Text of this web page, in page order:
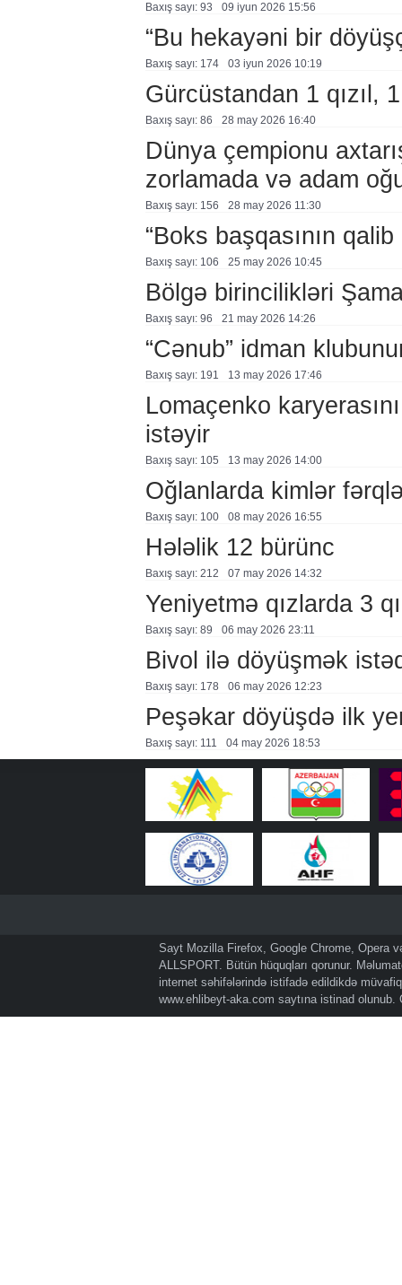
Baxış sayı: 93 09 i̇yun 2026 15:56
“Bu hekayəni bir
Baxış sayı: 174 03 i̇yun 2026 10:19
Gürcüstandan 1 qızıl,
Baxış sayı: 86 28 may 2026 16:40
Dünya çempionu
zorlamada və adam
Baxış sayı: 156 28 may 2026 11:30
“Boks başqasının
Baxış sayı: 106 25 may 2026 10:45
Bölgə birincilikləri
Baxış sayı: 96 21 may 2026 14:26
“Cənub” idman
Baxış sayı: 191 13 may 2026 17:46
Lomaçenko
istəyir
Baxış sayı: 105 13 may 2026 14:00
Oğlanlarda kimlər
Baxış sayı: 100 08 may 2026 16:55
Hələlik 12 bürünc
Baxış sayı: 212 07 may 2026 14:32
Yeniyetmə qızlarda 3
Baxış sayı: 89 06 may 2026 23:11
Bivol ilə döyüşmək
Baxış sayı: 178 06 may 2026 12:23
Peşəkar döyüşdə ilk
Baxış sayı: 111 04 may 2026 18:53
Sayt Mozilla Firefox, Google Chrome, Opera
ALLSPORT. Bütün hüquqları qorunur.
internet səhifələrində istifadə edildikdə
www.ehlibeyt-aka.com saytına istinad olunub.